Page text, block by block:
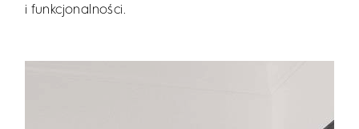
i funkcjonalności.